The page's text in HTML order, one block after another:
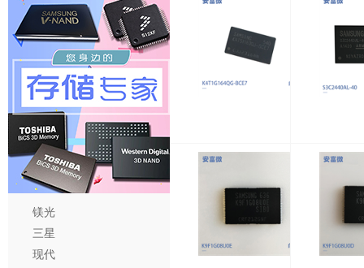
镁光
三星
现代
40 K4T1G164QG-BCE7